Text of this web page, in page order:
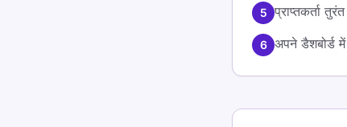
5 प्राप्तकर्ता
6 अपने डैशबोर्ड